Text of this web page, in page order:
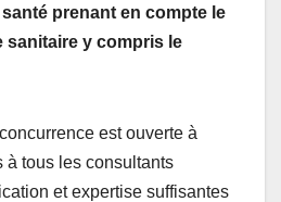
prenant en compte le
sanitaire y compris le
est ouverte à
à tous les consultants
et expertise suffisantes